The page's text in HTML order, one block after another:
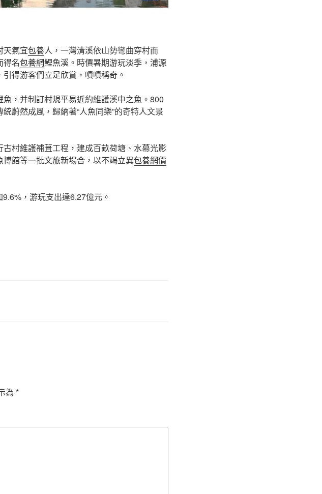
天氣宜包養人，一灣清溪依山勢彎曲穿村而
得名包養網鯉魚溪。時價暑期游玩淡季，浦源
得游客們立足欣賞，嘖嘖稱奇。
，并制訂村規平易近約維護溪中之魚。800
蔚然成風，歸納著“人魚同樂”的奇特人文景
村維護補葺工程，建成百畝荷塘、水幕光影
博館等一批文旅新場合，以不竭立異包養網價
，游玩支出達6.27億元。
為 *